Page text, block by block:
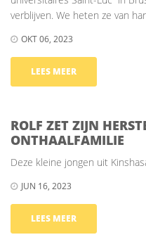
verblijven. We heten ze van
OKT 06, 2023
LEES MEER
ROLF ZET ZIJN
ONTHAALFAMILIE
Deze kleine jongen uit
JUN 16, 2023
LEES MEER